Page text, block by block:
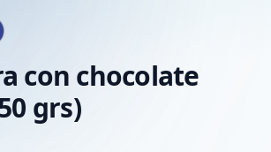
con chocolate
grs)